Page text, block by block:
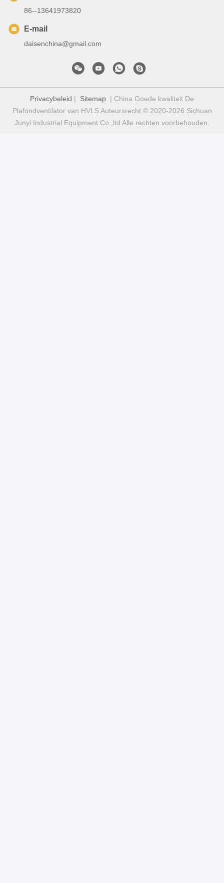
86--13641973820
E-mail
daisenchina@gmail.com
Privacybeleid | Sitemap | China Goede kwaliteit De
Plafondventilator van HVLS Auteursrecht © 2020-2026 Sichuan
Junyi Industrial Equipment Co.,ltd Alle rechten voorbehouden.